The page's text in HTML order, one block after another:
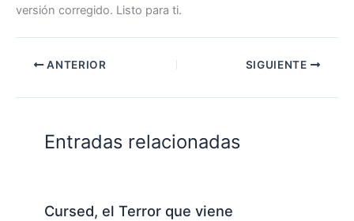
versión corregido. Listo para ti.
ANTERIOR SIGUIENTE
Entradas relacionadas
Cursed, el Terror que viene